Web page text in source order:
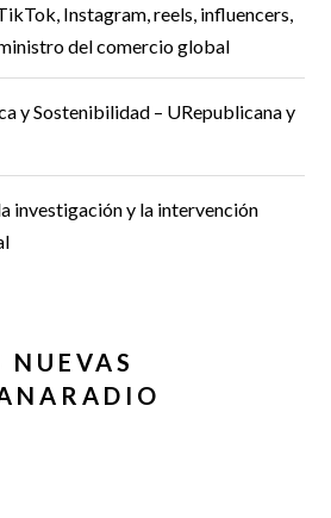
Instagram, reels, influencers,
del comercio global
y Sostenibilidad – URepublicana y
investigación y la intervención
NUEVAS